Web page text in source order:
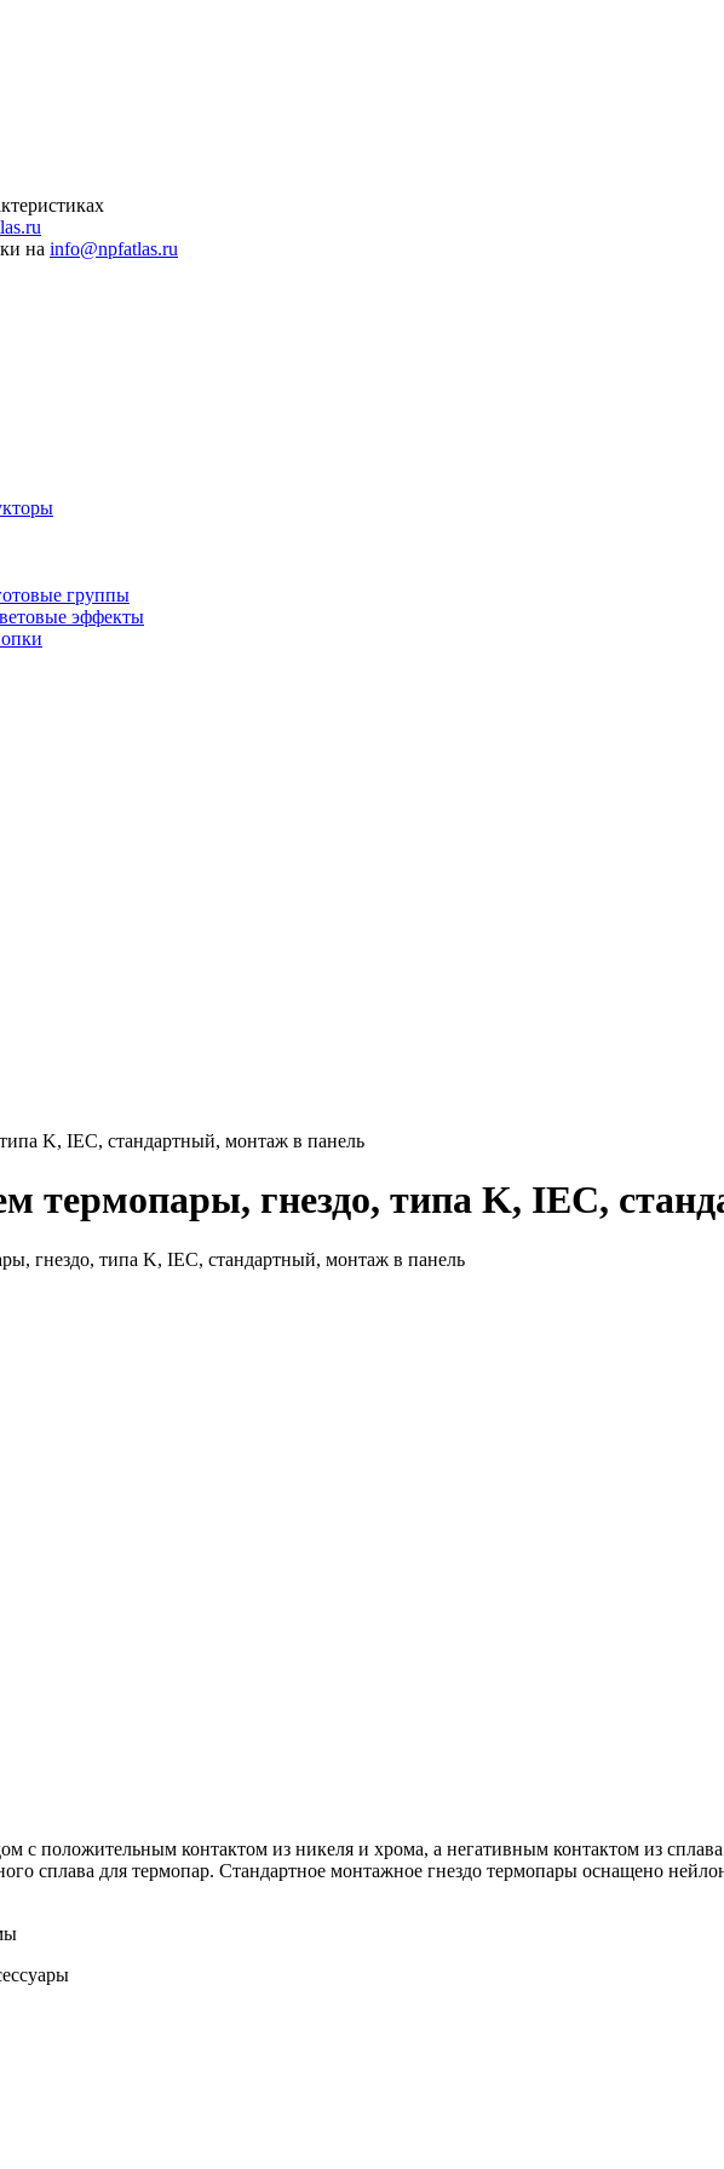
на info@npfatlas.ru
группы
эффекты
K, IEC, стандартный, монтаж в панель
термопары, гнездо, типа K, IEC,
с положительным контактом из никеля и хрома, а негативным контактом из
сплава для термопар. Стандартное монтажное гнездо термопары оснащено